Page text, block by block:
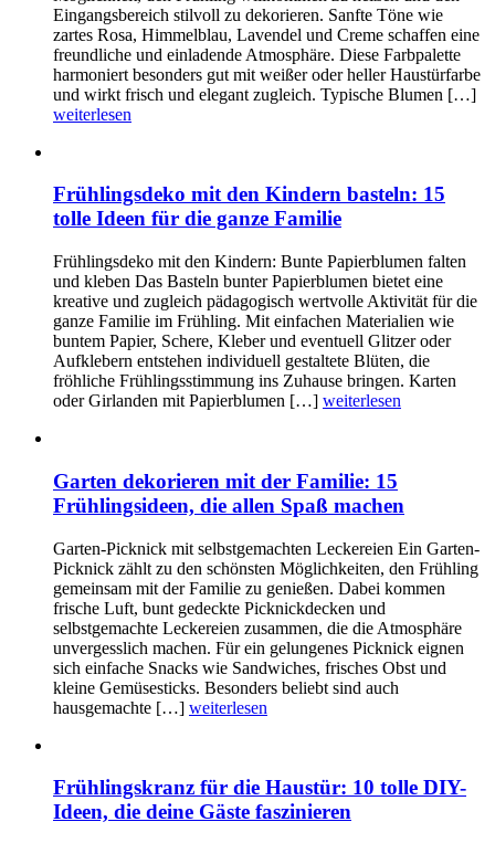
Eingangsbereich stilvoll zu dekorieren. Sanfte Töne wie
zartes Rosa, Himmelblau, Lavendel und Creme schaffen eine
freundliche und einladende Atmosphäre. Diese Farbpalette
harmoniert besonders gut mit weißer oder heller Haustürfarbe
und wirkt frisch und elegant zugleich. Typische Blumen […]
weiterlesen
Frühlingsdeko mit den Kindern basteln: 15
tolle Ideen für die ganze Familie
Frühlingsdeko mit den Kindern: Bunte Papierblumen falten
und kleben Das Basteln bunter Papierblumen bietet eine
kreative und zugleich pädagogisch wertvolle Aktivität für die
ganze Familie im Frühling. Mit einfachen Materialien wie
buntem Papier, Schere, Kleber und eventuell Glitzer oder
Aufklebern entstehen individuell gestaltete Blüten, die
fröhliche Frühlingsstimmung ins Zuhause bringen. Karten
oder Girlanden mit Papierblumen […] weiterlesen
Garten dekorieren mit der Familie: 15
Frühlingsideen, die allen Spaß machen
Garten-Picknick mit selbstgemachten Leckereien Ein Garten-
Picknick zählt zu den schönsten Möglichkeiten, den Frühling
gemeinsam mit der Familie zu genießen. Dabei kommen
frische Luft, bunt gedeckte Picknickdecken und
selbstgemachte Leckereien zusammen, die die Atmosphäre
unvergesslich machen. Für ein gelungenes Picknick eignen
sich einfache Snacks wie Sandwiches, frisches Obst und
kleine Gemüsesticks. Besonders beliebt sind auch
hausgemachte […] weiterlesen
Frühlingskranz für die Haustür: 10 tolle DIY-
Ideen, die deine Gäste faszinieren